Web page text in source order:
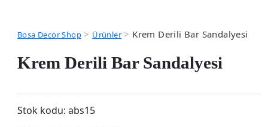
Bosa Decor Shop> Ürünler> Krem Derili Bar Sandalyesi
Krem Derili Bar Sandalyesi
Stok kodu: abs15